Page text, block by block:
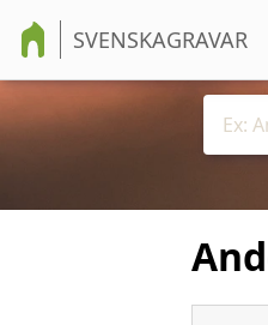
SVENSKAGRAVAR